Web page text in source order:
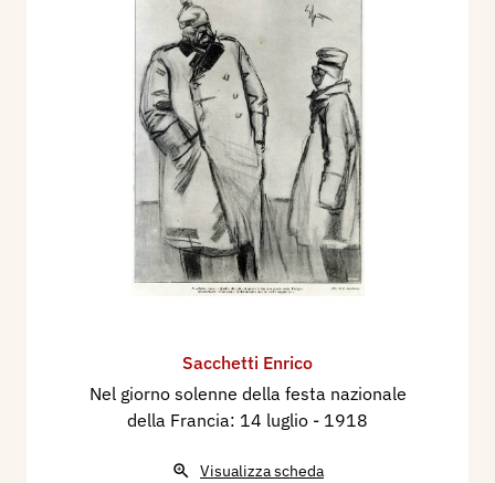
Sacchetti Enrico
Nel giorno solenne della festa nazionale
della Francia: 14 luglio - 1918
Visualizza scheda